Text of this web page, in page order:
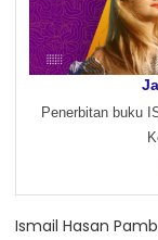
Penerbitan buku
Ismail Hasan